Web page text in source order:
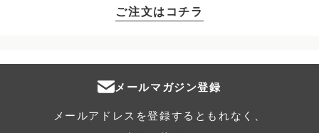
ご注文はコチラ
メールマガジン登録
メールアドレスを登録するともれなく、